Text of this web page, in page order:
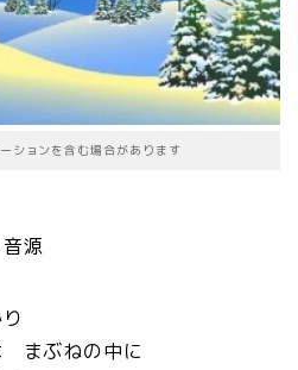
ションを含む場合があります
源
まぶねの中に